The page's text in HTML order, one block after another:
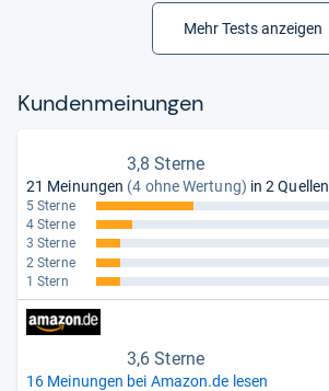
Mehr Tests anzeigen
Kun­den­mei­nun­gen
3,8 Sterne
21 Meinungen (4 ohne Wertung) in 2 Quellen
5 Sterne
4 Sterne
3 Sterne
2 Sterne
1 Stern
3,6 Sterne
16 Meinungen bei Amazon.de lesen